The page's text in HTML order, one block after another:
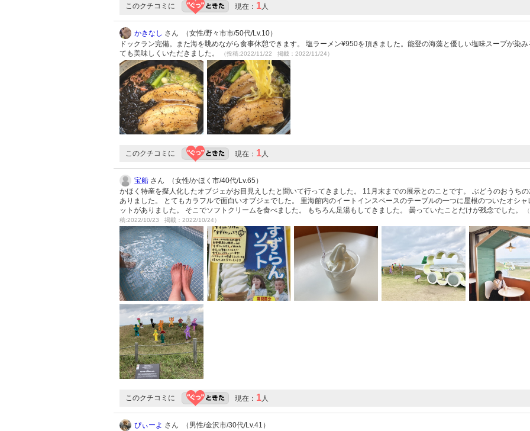
このクチコミに 現在： 1人
かきなし さん （女性/野々市市/50代/Lv.10）
ドックラン完備。また海を眺めながら食事休憩できます。 塩ラーメン¥950を頂きました。能登の海藻と優しい塩味スープが染
ても美味しくいただきました。
（投稿:2022/11/22 掲載：2022/11/24）
このクチコミに 現在： 1人
宝船 さん （女性/かほく市/40代/Lv.65）
かほく特産を擬人化したオブジェがお目見えしたと聞いて行ってきました。 11月末までの展示とのことです。 ぶどうのおうち
ありました。 とてもカラフルで面白いオブジェでした。 里海館内のイートインスペースのテーブルの一つに屋根のついたオシャ
ットがありました。 そこでソフトクリームを食べました。 もちろん足湯もしてきました。 曇っていたことだけが残念でした。
稿:2022/10/23 掲載：2022/10/24）
このクチコミに 現在： 1人
ぴぃーよ さん （男性/金沢市/30代/Lv.41）